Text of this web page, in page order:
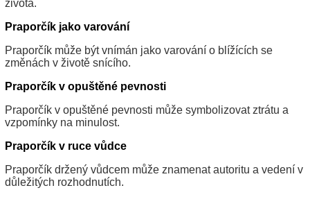
života.
Praporčík jako varování
Praporčík může být vnímán jako varování o blížících se
změnách v životě snícího.
Praporčík v opuštěné pevnosti
Praporčík v opuštěné pevnosti může symbolizovat ztrátu a
vzpomínky na minulost.
Praporčík v ruce vůdce
Praporčík držený vůdcem může znamenat autoritu a vedení v
důležitých rozhodnutích.